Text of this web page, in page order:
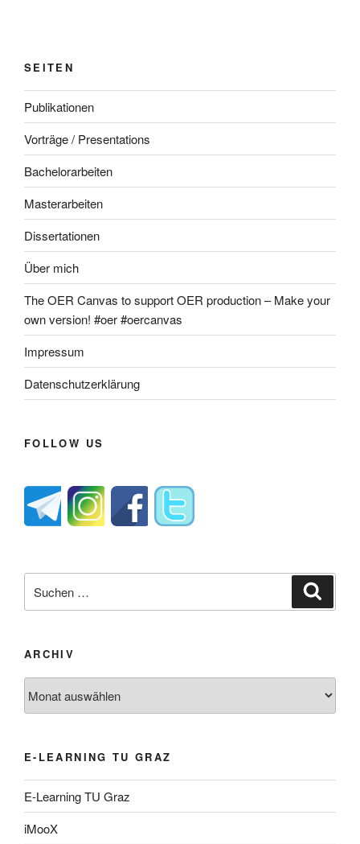
SEITEN
Publikationen
Vorträge / Presentations
Bachelorarbeiten
Masterarbeiten
Dissertationen
Über mich
The OER Canvas to support OER production – Make your
own version! #oer #oercanvas
Impressum
Datenschutzerklärung
FOLLOW US
nach:
ARCHIV
E-LEARNING TU GRAZ
E-Learning TU Graz
iMooX